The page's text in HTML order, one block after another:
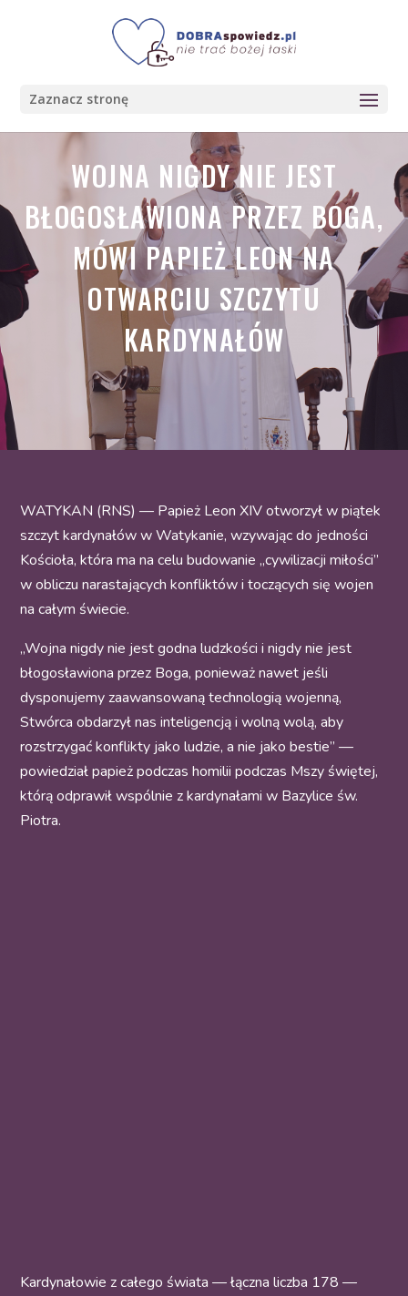
Zaznacz stronę
WOJNA NIGDY NIE JEST
BŁOGOSŁAWIONA PRZEZ BOGA,
MÓWI PAPIEŻ LEON NA
OTWARCIU SZCZYTU
KARDYNAŁÓW
WATYKAN (RNS) — Papież Leon XIV otworzył w piątek
szczyt kardynałów w Watykanie, wzywając do jedności
Kościoła, która ma na celu budowanie „cywilizacji miłości”
w obliczu narastających konfliktów i toczących się wojen
na całym świecie.
„Wojna nigdy nie jest godna ludzkości i nigdy nie jest
błogosławiona przez Boga, ponieważ nawet jeśli
dysponujemy zaawansowaną technologią wojenną,
Stwórca obdarzył nas inteligencją i wolną wolą, aby
rozstrzygać konflikty jako ludzie, a nie jako bestie” —
powiedział papież podczas homilii podczas Mszy świętej,
którą odprawił wspólnie z kardynałami w Bazylice św.
Piotra.
Kardynałowie z całego świata — łączna liczba 178 —